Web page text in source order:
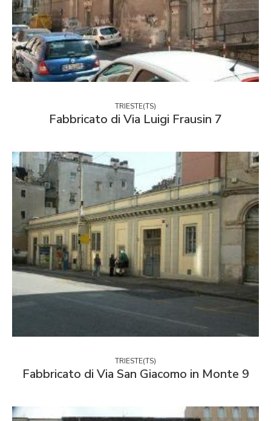
TRIESTE(TS)
Fabbricato di Via Luigi Frausin 7
TRIESTE(TS)
Fabbricato di Via San Giacomo in Monte 9